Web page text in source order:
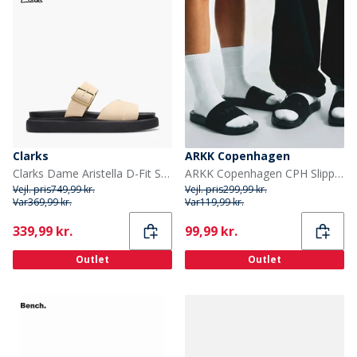
Clarks
Clarks Dame Aristella D-Fit Sandaler Ecru
Vejl. pris749,99 kr.
Var369,99 kr.
Current
339,99 kr.
Outlet
ARKK Copenhagen
ARKK Copenhagen CPH Slippers Sort
Vejl. pris299,99 kr.
Var119,99 kr.
Current
99,99 kr.
Outlet